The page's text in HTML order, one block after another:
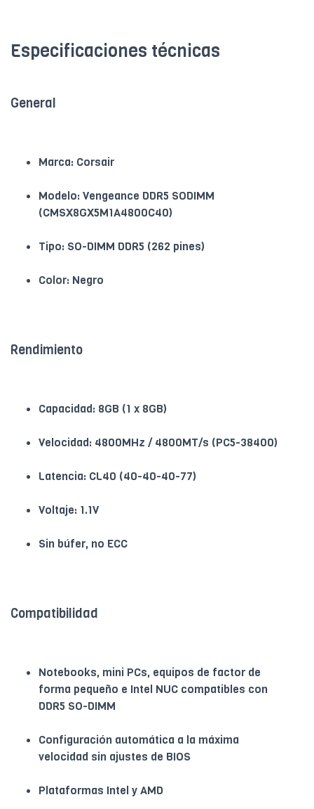
Especificaciones técnicas
General
Marca: Corsair
Modelo: Vengeance DDR5 SODIMM
(CMSX8GX5M1A4800C40)
Tipo: SO-DIMM DDR5 (262 pines)
Color: Negro
Rendimiento
Capacidad: 8GB (1 x 8GB)
Velocidad: 4800MHz / 4800MT/s (PC5-38400)
Latencia: CL40 (40-40-40-77)
Voltaje: 1.1V
Sin búfer, no ECC
Compatibilidad
Notebooks, mini PCs, equipos de factor de
forma pequeño e Intel NUC compatibles con
DDR5 SO-DIMM
Configuración automática a la máxima
velocidad sin ajustes de BIOS
Plataformas Intel y AMD